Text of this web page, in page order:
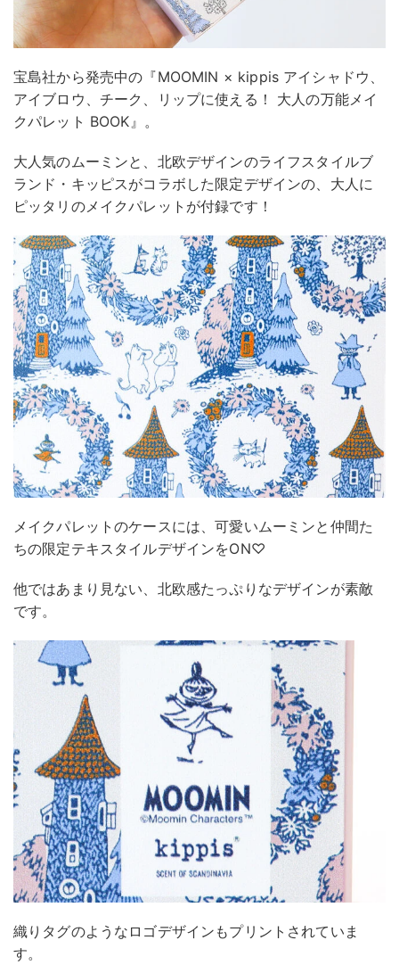
宝島社から発売中の『MOOMIN × kippis アイシャドウ、
アイブロウ、チーク、リップに使える！ 大人の万能メイ
クパレット BOOK』。
大人気のムーミンと、北欧デザインのライフスタイルブ
ランド・キッピスがコラボした限定デザインの、大人に
ピッタリのメイクパレットが付録です！
メイクパレットのケースには、可愛いムーミンと仲間た
ちの限定テキスタイルデザインをON♡
他ではあまり見ない、北欧感たっぷりなデザインが素敵
です。
織りタグのようなロゴデザインもプリントされていま
す。